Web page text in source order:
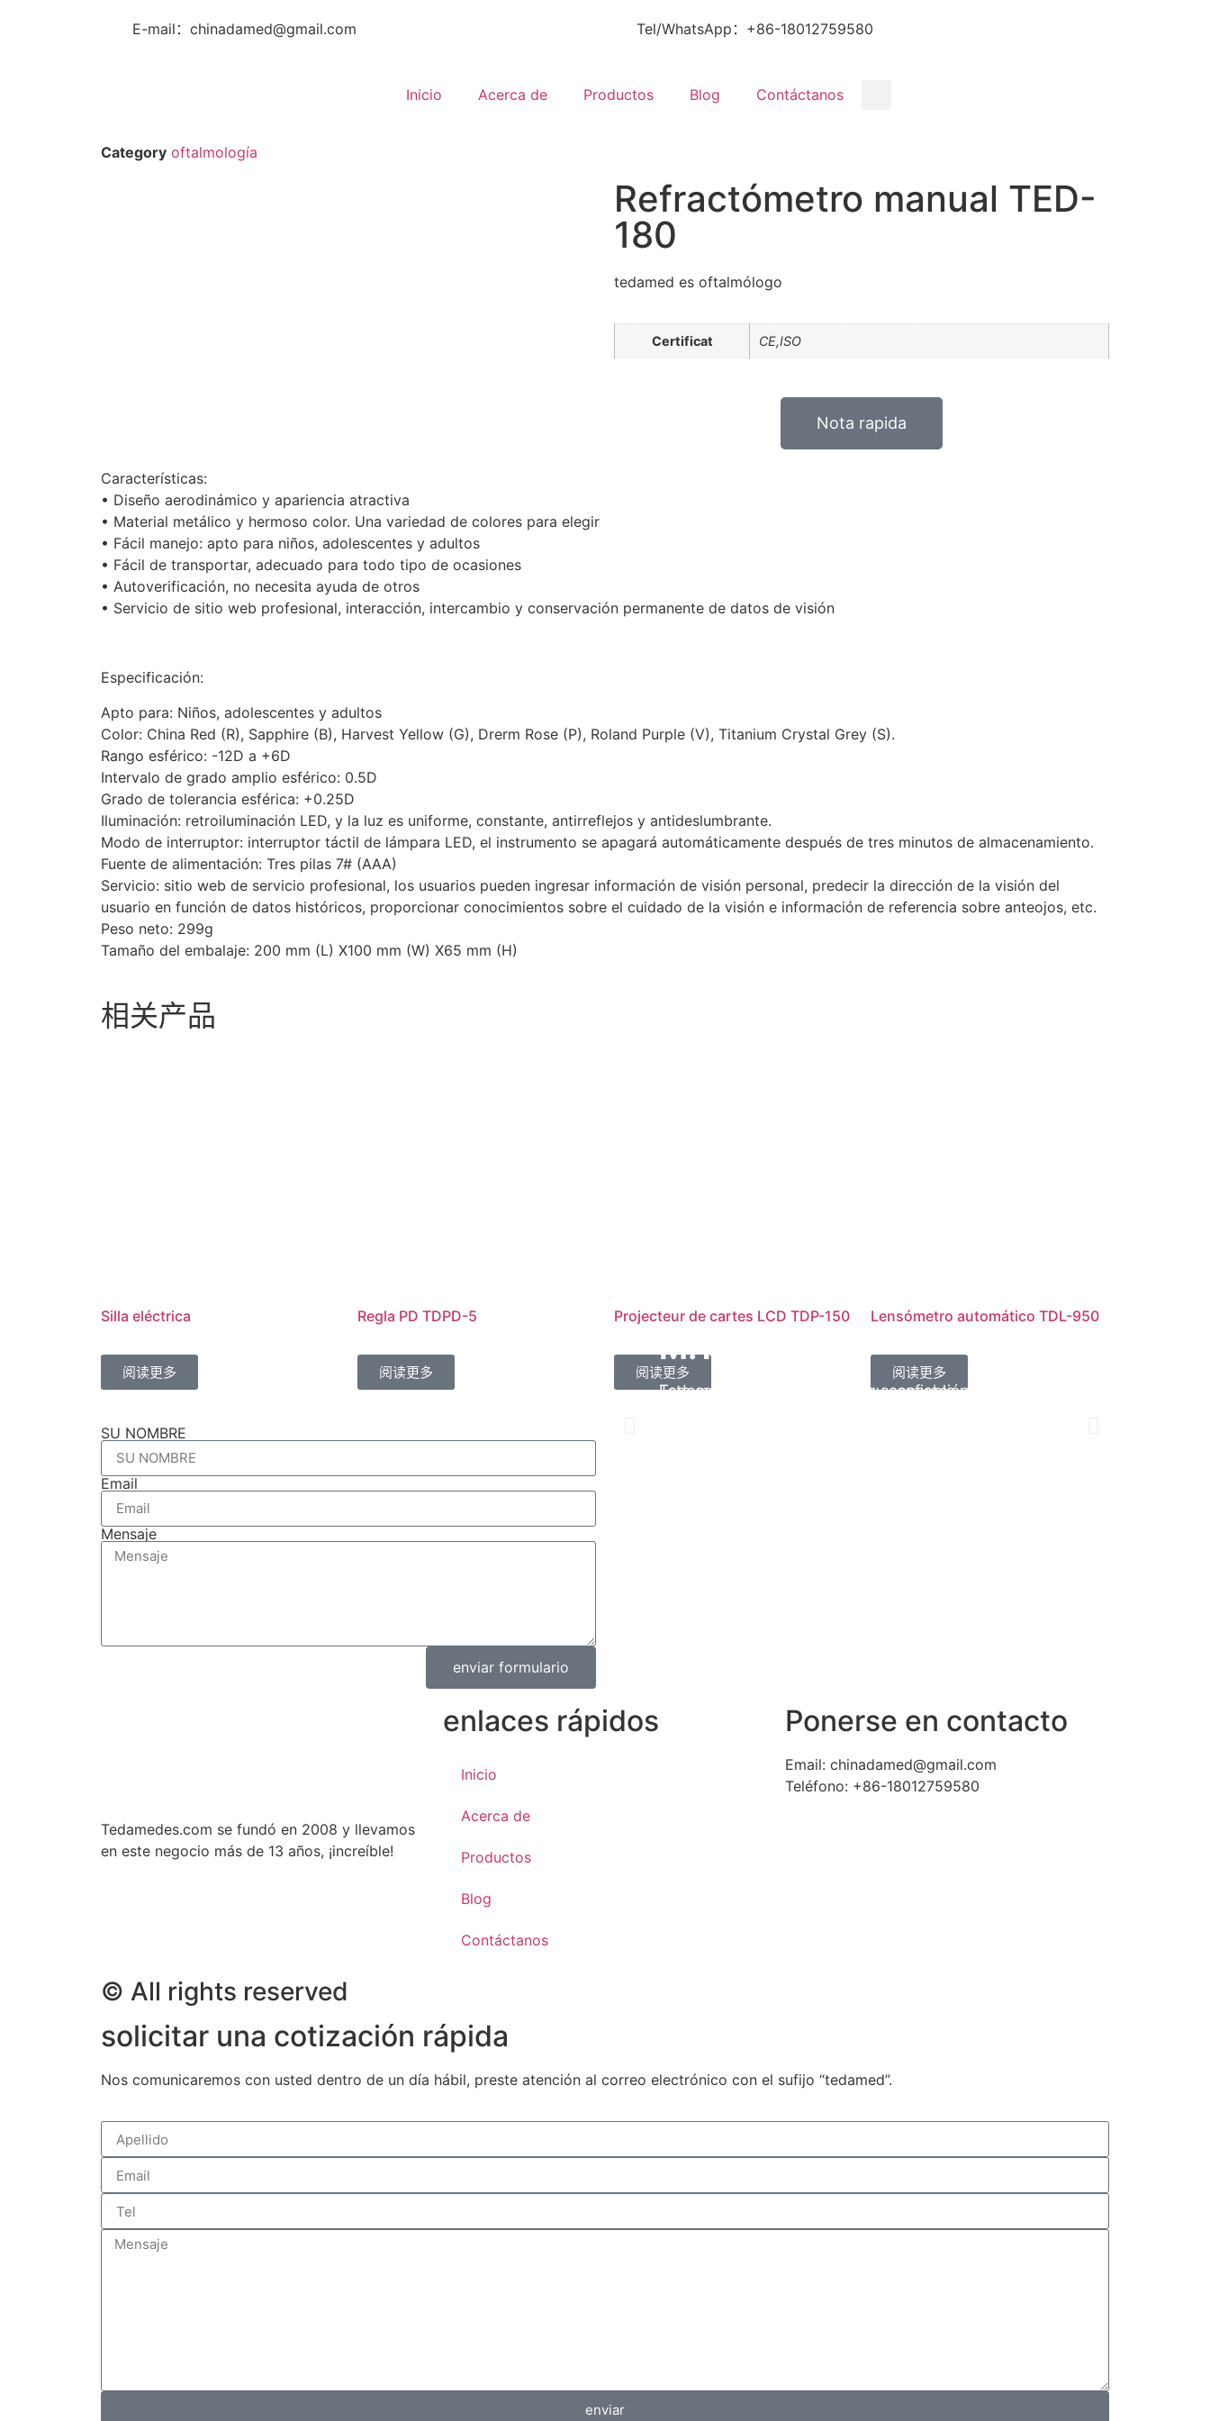
E-mail：chinadamed@gmail.com Tel/WhatsApp：+86-18012759580
Inicio Acerca de Productos Blog Contáctanos
Category oftalmología
Refractómetro manual TED-
180
tedamed es oftalmólogo
Certificat CE,ISO
Nota rapida
Características:
• Diseño aerodinámico y apariencia atractiva
• Material metálico y hermoso color. Una variedad de colores para elegir
• Fácil manejo: apto para niños, adolescentes y adultos
• Fácil de transportar, adecuado para todo tipo de ocasiones
• Autoverificación, no necesita ayuda de otros
• Servicio de sitio web profesional, interacción, intercambio y conservación permanente de datos de visión
Especificación:
Apto para: Niños, adolescentes y adultos
Color: China Red (R), Sapphire (B), Harvest Yellow (G), Drerm Rose (P), Roland Purple (V), Titanium Crystal Grey (S).
Rango esférico: -12D a +6D
Intervalo de grado amplio esférico: 0.5D
Grado de tolerancia esférica: +0.25D
Iluminación: retroiluminación LED, y la luz es uniforme, constante, antirreflejos y antideslumbrante.
Modo de interruptor: interruptor táctil de lámpara LED, el instrumento se apagará automáticamente después de tres minutos de almacenamiento.
Fuente de alimentación: Tres pilas 7# (AAA)
Servicio: sitio web de servicio profesional, los usuarios pueden ingresar información de visión personal, predecir la dirección de la visión del
usuario en función de datos históricos, proporcionar conocimientos sobre el cuidado de la visión e información de referencia sobre anteojos, etc.
Peso neto: 299g
Tamaño del embalaje: 200 mm (L) X100 mm (W) X65 mm (H)
相关产品
Silla eléctrica
阅读更多
Regla PD TDPD-5
阅读更多
Projecteur de cartes LCD TDP-150
阅读更多
Lensómetro automático TDL-950
阅读更多
SU NOMBRE
Email
Mensaje
enviar formulario
Este es nuestro quinto año de cooperación con
Tedamed es una empresa muy confiable. Además de
M.Thomas
Tedamedes.com se fundó en 2008 y llevamos
en este negocio más de 13 años, ¡increíble!
enlaces rápidos
Inicio
Acerca de
Productos
Blog
Contáctanos
Ponerse en contacto
Email: chinadamed@gmail.com
Teléfono: +86-18012759580
© All rights reserved
solicitar una cotización rápida
Nos comunicaremos con usted dentro de un día hábil, preste atención al correo electrónico con el sufijo “tedamed”.
enviar